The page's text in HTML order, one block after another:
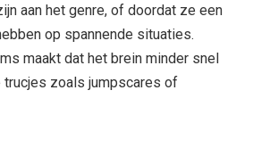
aan het genre, of doordat ze een
op spannende situaties.
maakt dat het brein minder snel
zoals jumpscares of